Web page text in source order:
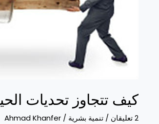
كيف تتجاوز تحديات
2 تعليقان / تنمية بشرية /
Ahmad Khanfer